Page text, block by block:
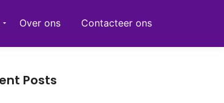
Over ons Contacteer ons
Posts